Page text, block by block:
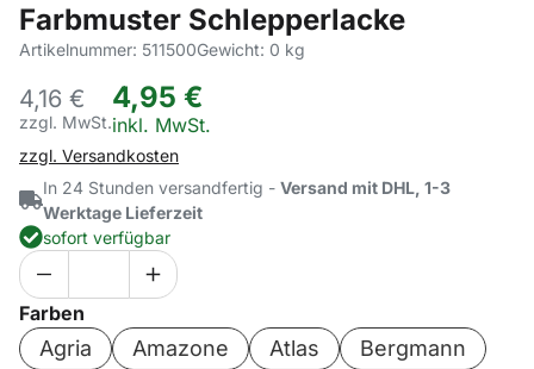
Farbmuster Schlepperlacke
Artikelnummer: 511500Gewicht: 0 kg
4,16 €
zzgl. MwSt.
4,95 €
Steuerhinweis:
inkl. MwSt.
zzgl. Versandkosten
In 24 Stunden versandfertig - Versand mit DHL, 1-3
Werktage Lieferzeit
sofort verfügbar
Farben
Agria Amazone Atlas
Bergmann